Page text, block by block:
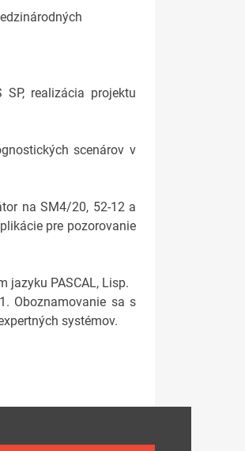
realizácia projektu
scenárov v
na SM4/20, 52-12 a
pre pozorovanie
jazyku PASCAL, Lisp.
Oboznamovanie sa s
systémov.